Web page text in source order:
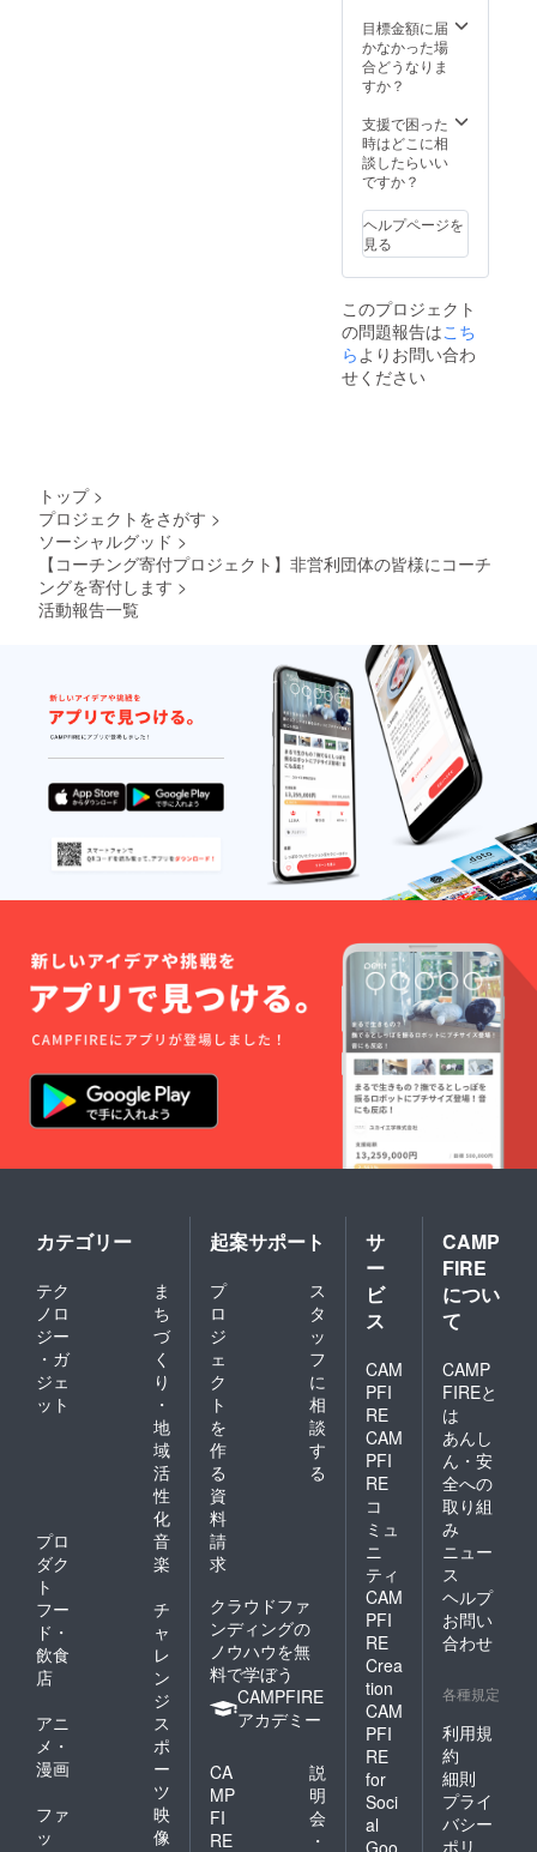
情報ネット
ワークによ
る情報処理
及び情報提
供サービス
１０．労働
者派遣事業
法に基づく
人材の派遣
１１．教育
研修に係わ
る教材図書
の作成並び
に出版業務
学校、学習
室、レッス
ン教室等の
開設指導及
び経営
１４．広
告、コマー
シャルの企
画、制作及
び販売
１５．広告
代理店業務
保険代理業
その他保険
媒介代理業
１７．不動
産の売買、
賃貸借、仲
介、斡旋及
び管理
１８．有価
得、投資、
保有および
運用
１９．前各
号記載の
行うシステ
ムの開発、
販売及びコ
ンサルティ
ング
２０．前各
号に附帯関
連する一切
送は
2017年
3月末
迄、第
発送は
2018年
3月末迄
となり
す。）
また、
コーチ
ング・
ト・
カード
１枚
（１万
円相
ます。
＊写真
および
2016年
度の
コーチ
ングギ
フト
カード
です。
＊コー
チン
グ・ギ
フト・
カード
を非営
様に送
付する
際の説
明書
に、寄
付者全
員のお
名前を
記載さ
ただき
ます。
目標金額に届
かなかった場
合どうなりま
すか？
支援で困った
時はどこに相
談したらいい
ですか？
ヘルプページを
見る
このプロジェクト
の問題報告はこち
ら よりお問い合わ
せください
トップ >
プロジェクトをさがす >
ソーシャルグッド >
【コーチング寄付プロジェクト】非営利団体の皆様にコーチ
ングを寄付します >
活動報告一覧
カテゴリー
テク
ノロ
ジー
・ガ
ジェ
ット
ま
ち
づ
く
り
・
地
域
活
性
化
プロ
ダク
ト
音
楽
フー
ド・
飲食
店
チ
ャ
レ
ン
ジ
アニ
メ・
漫画
ス
ポ
ー
ツ
ファ
ッ
映
像
起案サポート
プ
ロ
ジ
ェ
ク
ト
を
作
る
ス
タ
ッ
フ
に
相
談
す
る
資
料
請
求
クラウドファ
ンディングの
ノウハウを無
料で学ぼう
CAMPFIRE
アカデミー
CA
MP
FI
RE
説
明
会
・
サ
ー
ビ
ス
CAM
PFI
RE
CAM
PFI
RE
コ
ミュ
ニ
ティ
CAM
PFI
RE
Crea
tion
CAM
PFI
RE
for
Soci
al
CAMP
FIRE
につい
て
CAMP
FIREと
は
あんし
ん・安
全への
取り組
み
ニュー
ス
ヘルプ
お問い
合わせ
各種規定
利用規
約
細則
プライ
バシー
ポリ